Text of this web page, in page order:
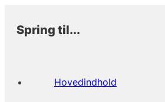
Spring til...
Hovedindhold